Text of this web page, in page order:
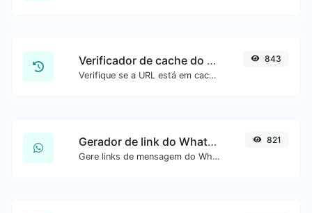
Verificador de cache do Google
Verifique se a URL está em cache pelo Google.
843
Gerador de link do WhatsApp
Gere links de mensagem do WhatsApp com facilidade.
821